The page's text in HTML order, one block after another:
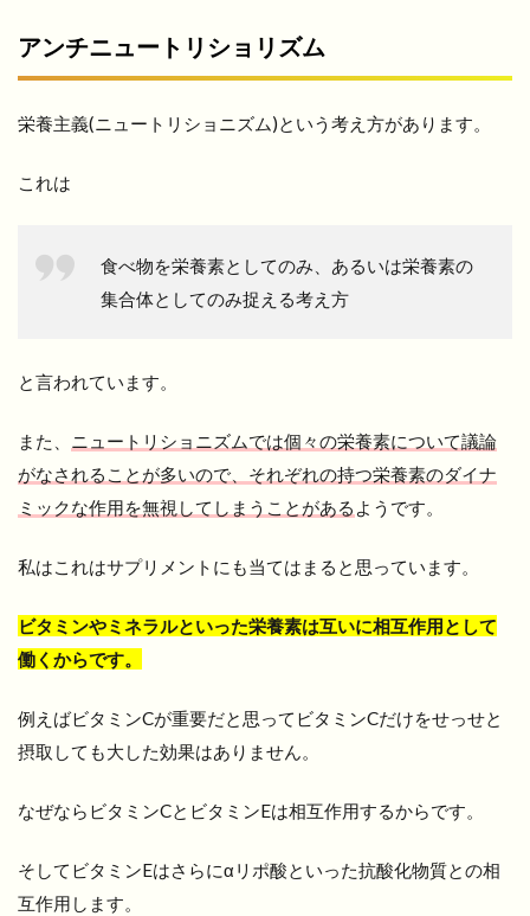
アンチニュートリショリズム
栄養主義(ニュートリショニズム)という考え方があります。
これは
食べ物を栄養素としてのみ、あるいは栄養素の
集合体としてのみ捉える考え方
と言われています。
また、 ニュートリショニズムでは個々の栄養素について議論
がなされることが多いので、それぞれの持つ栄養素のダイナ
ミックな作用を無視してしまうことがある ようです。
私はこれはサプリメントにも当てはまると思っています。
ビタミンやミネラルといった栄養素は互いに相互作用として
働くからです。
例えばビタミンCが重要だと思ってビタミンCだけをせっせと
摂取しても大した効果はありません。
なぜならビタミンCとビタミンEは相互作用するからです。
そしてビタミンEはさらにαリポ酸といった抗酸化物質との相
互作用します。